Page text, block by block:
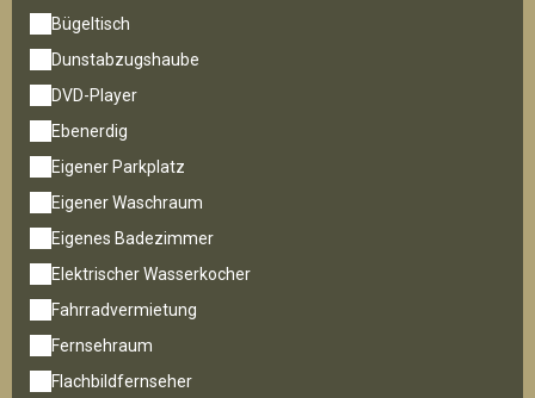
Bügeltisch
Dunstabzugshaube
DVD-Player
Ebenerdig
Eigener Parkplatz
Eigener Waschraum
Eigenes Badezimmer
Elektrischer Wasserkocher
Fahrradvermietung
Fernsehraum
Flachbildfernseher